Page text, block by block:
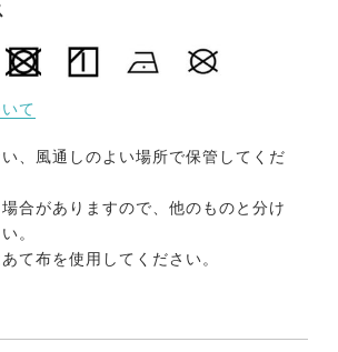
に影響します。
チャップスを手がけるメーカーが生産
、絶妙なフィット感と耐久性を実現
ストレッチ素材を採用
必要なチャップスですが、下部の足
の形状に左右されるためぴったりと
とが困難でした。
に伸縮性の高いストレッチ素材を採
て
、風通しのよい場所で保管してくだ
合がありますので、他のものと分け
。
て布を使用してください。